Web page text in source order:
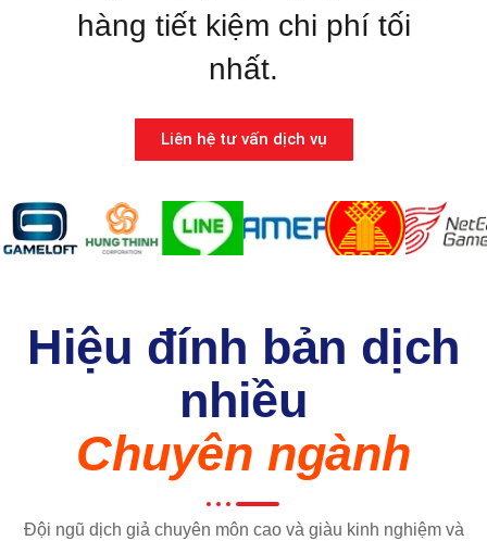
hàng tiết kiệm chi phí tối
nhất.
Liên hệ tư vấn dịch vụ
Hiệu đính bản dịch
nhiều
Chuyên ngành
Đội ngũ dịch giả chuyên môn cao và giàu kinh nghiệm và